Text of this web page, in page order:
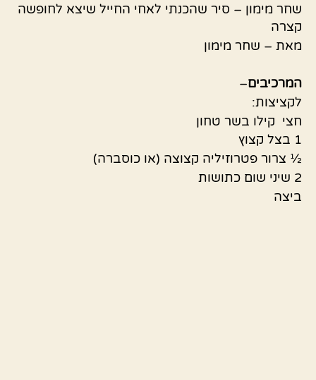
שחר מימון – סיר שהכנתי לאחי החייל שיצא לחופשה
קצרה
מאת – שחר מימון
המרכיבים–
לקציצות:
חצי קילו בשר טחון
1 בצל קצוץ
½ צרור פטרוזיליה קצוצה (או כוסברה)
2 שיני שום כתושות
ביצה